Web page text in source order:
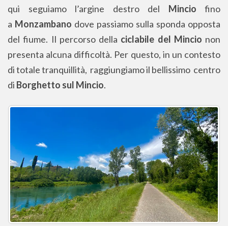
qui seguiamo l’argine destro del Mincio fino
a Monzambano dove passiamo sulla sponda opposta
del fiume. Il percorso della ciclabile del Mincio non
presenta alcuna difficoltà. Per questo, in un contesto
di totale tranquillità, raggiungiamo il bellissimo centro
di Borghetto sul Mincio.